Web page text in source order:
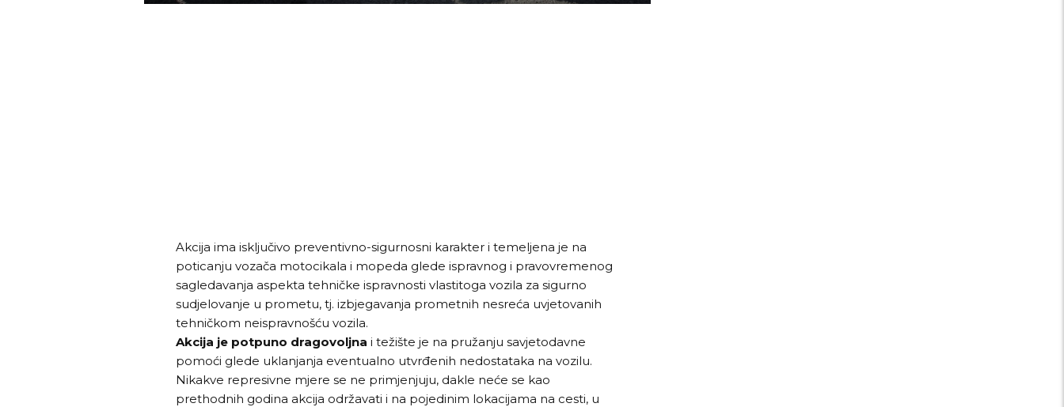
Akcija ima isključivo preventivno-sigurnosni karakter i temeljena je na
poticanju vozača motocikala i mopeda glede ispravnog i pravovremenog
sagledavanja aspekta tehničke ispravnosti vlastitoga vozila za sigurno
sudjelovanje u prometu, tj. izbjegavanja prometnih nesreća uvjetovanih
tehničkom neispravnošću vozila.
Akcija je potpuno dragovoljna i težište je na pružanju savjetodavne
pomoći glede uklanjanja eventualno utvrđenih nedostataka na vozilu.
Nikakve represivne mjere se ne primjenjuju, dakle neće se kao
prethodnih godina akcija održavati i na pojedinim lokacijama na cesti, u